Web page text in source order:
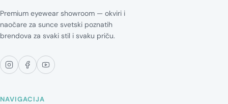
Premium eyewear showroom — okviri i
naočare za sunce svetski poznatih
brendova za svaki stil i svaku priču.
NAVIGACIJA